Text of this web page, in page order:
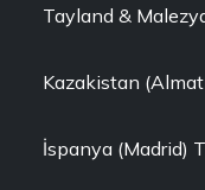
Tayland &
Kazakistan
İspanya (Madrid)